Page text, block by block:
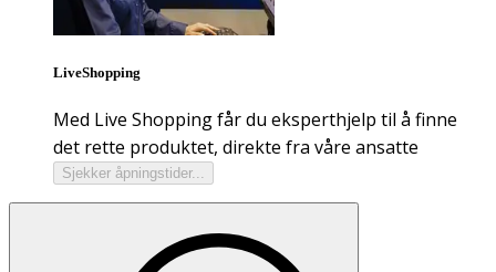
LiveShopping
Med Live Shopping får du eksperthjelp til å finne
det rette produktet, direkte fra våre ansatte
Sjekker åpningstider...